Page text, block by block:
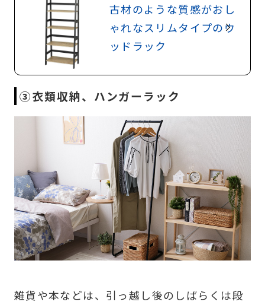
古材のような質感がおし
ゃれなスリムタイプのウ
ッドラック
③衣類収納、ハンガーラック
雑貨や本などは、引っ越し後のしばらくは段